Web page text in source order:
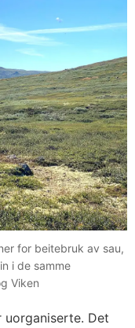
for beitebruk av sau,
i de samme
Viken
uorganiserte. Det